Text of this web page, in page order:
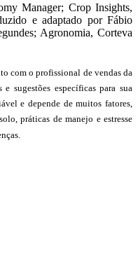
Manager; Crop Insights,
e adaptado por Fábio
Agronomia, Corteva
com o profissional de vendas da
sugestões específicas para sua
e depende de muitos fatores,
práticas de manejo e estresse